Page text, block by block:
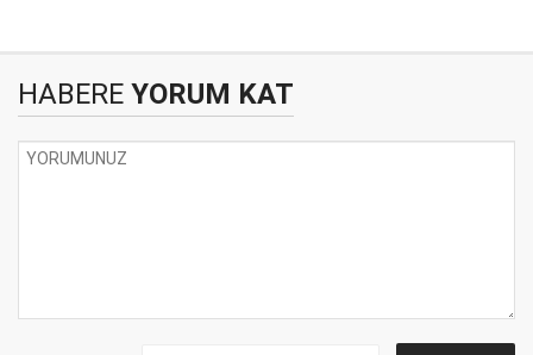
HABERE YORUM KAT